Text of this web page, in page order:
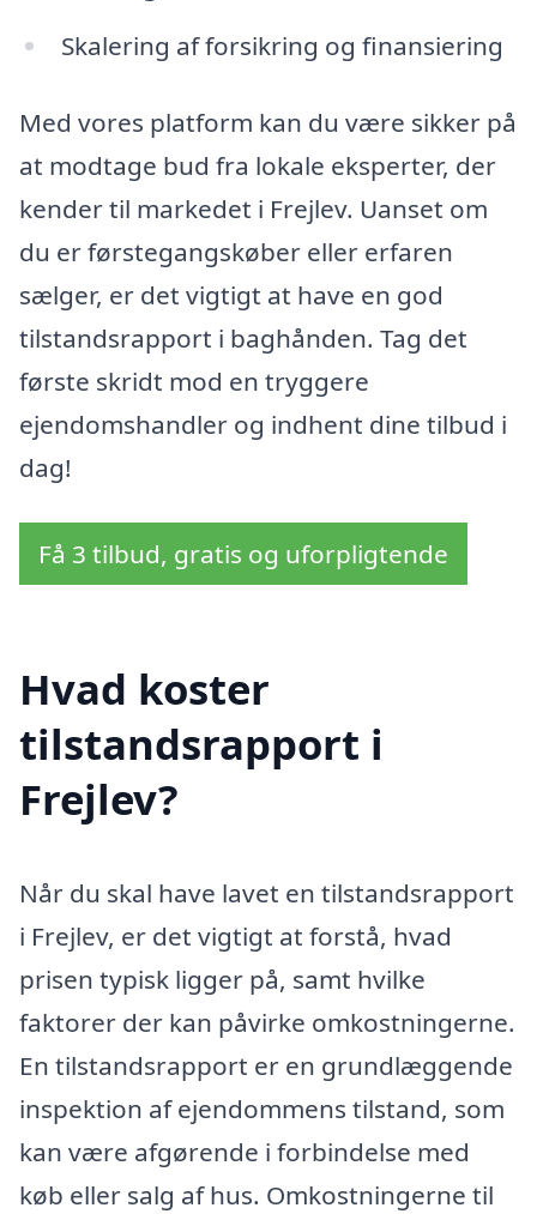
Skalering af forsikring og finansiering
Med vores platform kan du være sikker på
at modtage bud fra lokale eksperter, der
kender til markedet i Frejlev. Uanset om
du er førstegangskøber eller erfaren
sælger, er det vigtigt at have en god
tilstandsrapport i baghånden. Tag det
første skridt mod en tryggere
ejendomshandler og indhent dine tilbud i
dag!
Få 3 tilbud, gratis og uforpligtende
Hvad koster
tilstandsrapport i
Frejlev?
Når du skal have lavet en tilstandsrapport
i Frejlev, er det vigtigt at forstå, hvad
prisen typisk ligger på, samt hvilke
faktorer der kan påvirke omkostningerne.
En tilstandsrapport er en grundlæggende
inspektion af ejendommens tilstand, som
kan være afgørende i forbindelse med
køb eller salg af hus. Omkostningerne til